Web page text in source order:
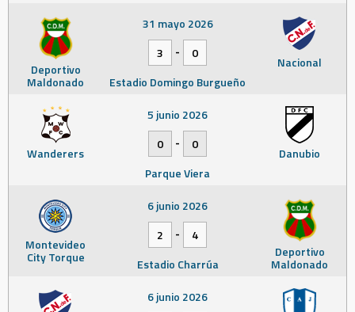
Deportivo
Maldonado
Nacional
31 mayo 2026
3
-
0
Estadio Domingo Burgueño
Wanderers Danubio
5 junio 2026
0
-
0
Parque Viera
Montevideo
City Torque Deportivo
Maldonado
6 junio 2026
2
-
4
Estadio Charrúa
6 junio 2026